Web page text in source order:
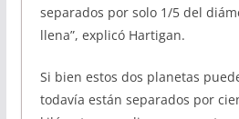
separados por solo 1/5 del
llena”, explicó Hartigan.
Si bien estos dos planetas
todavía están separados por